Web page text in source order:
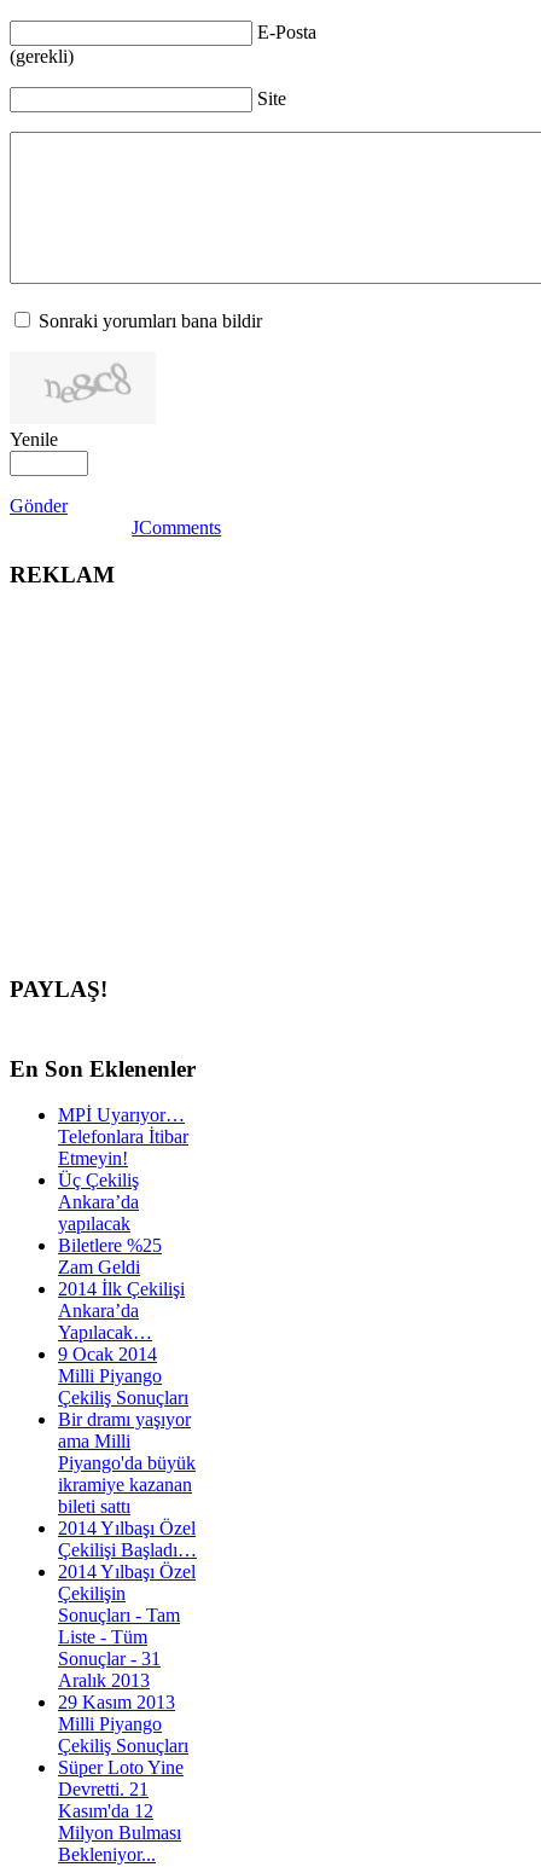
E-Posta
(gerekli)
Site
Sonraki yorumları bana bildir
Yenile
Gönder
JComments
REKLAM
PAYLAŞ!
En Son Eklenenler
MPİ Uyarıyor…
Telefonlara İtibar
Etmeyin!
Üç Çekiliş
Ankara’da
yapılacak
Biletlere %25
Zam Geldi
2014 İlk Çekilişi
Ankara’da
Yapılacak…
9 Ocak 2014
Milli Piyango
Çekiliş Sonuçları
Bir dramı yaşıyor
ama Milli
Piyango'da büyük
ikramiye kazanan
bileti sattı
2014 Yılbaşı Özel
Çekilişi Başladı…
2014 Yılbaşı Özel
Çekilişin
Sonuçları - Tam
Liste - Tüm
Sonuçlar - 31
Aralık 2013
29 Kasım 2013
Milli Piyango
Çekiliş Sonuçları
Süper Loto Yine
Devretti. 21
Kasım'da 12
Milyon Bulması
Bekleniyor...